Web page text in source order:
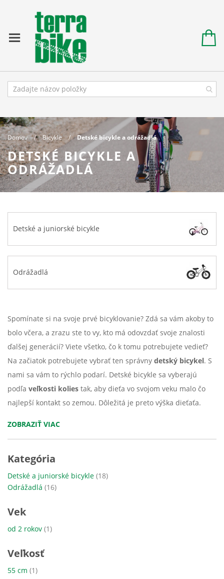
Domov Bicykle Detské bicykle a odrážadlá
DETSKÉ BICYKLE A
ODRÁŽADLÁ
Detské a juniorské bicykle
Odrážadlá
Spomínate si na svoje prvé bicyklovanie? Zdá sa vám akoby to
bolo včera, a zrazu ste to vy, kto má odovzdať svoje znalosti
ďalšej generácií? Viete všetko, čo k tomu potrebujete vedieť?
Na začiatok potrebujete vybrať ten správny detský bicykel. S
nami sa vám to rýchlo podarí. Detské bicykle sa vyberajú
podľa veľkosti kolies tak, aby dieťa vo svojom veku malo čo
najlepší kontakt so zemou. Dôležitá je preto výška dieťaťa.
ZOBRAZIŤ VIAC
Kategória
Detské a juniorské bicykle 18položky
Odrážadlá 16položky
Vek
od 2 rokov 1položka
Veľkosť
55 cm 1položka